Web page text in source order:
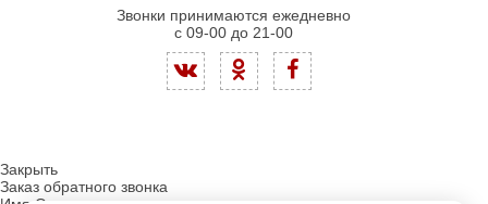
Звонки принимаются ежедневно
с 09-00 до 21-00
Закрыть
Заказ обратного звонка